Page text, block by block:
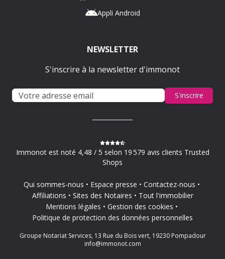
Appli Android
NEWSLETTER
S'inscrire à la newsletter d'immonot
S'inscrire
Immonot est noté 4,48 / 5 selon 19 579 avis clients Trusted
Shops
Qui sommes-nous Espace presse
Contactez-nous
Affiliations
Sites des Notaires
Tout l'immobilier
Mentions légales
Gestion des cookies
Politique de protection des données personnelles
Groupe Notariat Services, 13 Rue du Bois vert, 19230 Pompadour
info@immonot.com